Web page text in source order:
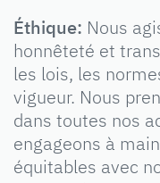
Éthique: Nous
honnêteté et
les lois, les
vigueur. Nous
dans toutes nos
engageons à
équitables avec